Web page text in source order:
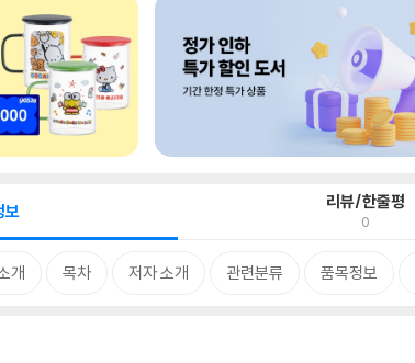
보 리뷰/한줄평
0
개 목차 저자 소개 관련분류 품목정보